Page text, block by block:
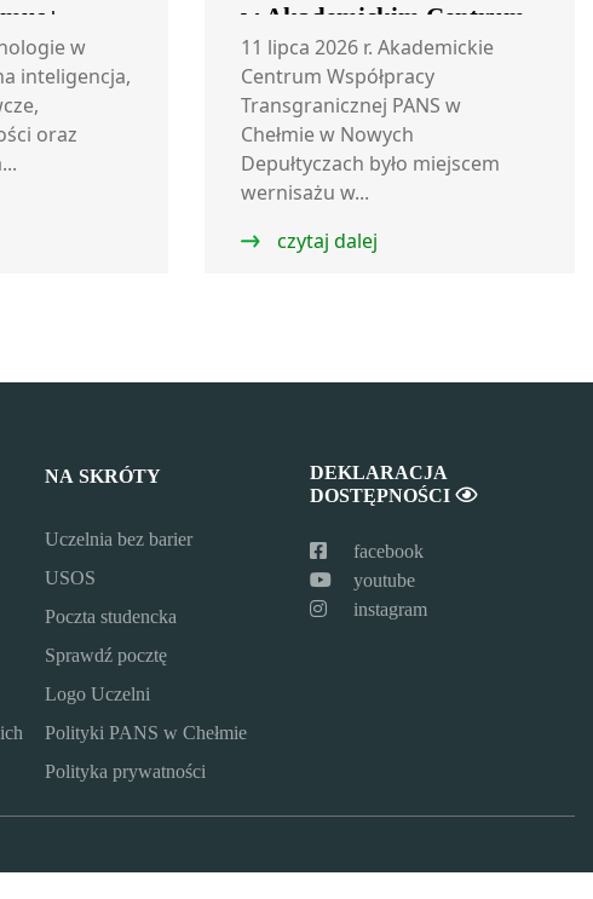
w
inteligencja,
oraz
w Akademickim Centrum
Współpracy
Transgranicznej
11 lipca 2026 r. Akademickie
Centrum Współpracy
Transgranicznej PANS w
Chełmie w Nowych
Depułtyczach było miejscem
wernisażu w...
czytaj dalej
NA SKRÓTY
Uczelnia bez barier
USOS
Poczta studencka
Sprawdź pocztę
Logo Uczelni
Polityki PANS w Chełmie
Polityka prywatności
DEKLARACJA
DOSTĘPNOŚCI
facebook
youtube
instagram